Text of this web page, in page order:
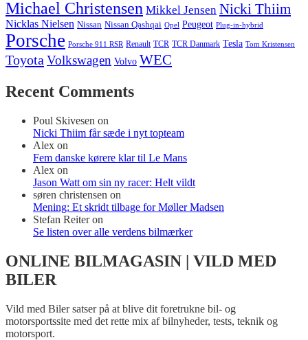
Michael Christensen Mikkel Jensen Nicki Thiim
Nicklas Nielsen Nissan Nissan Qashqai Opel Peugeot Plug-in-hybrid
Porsche Porsche 911 RSR Renault TCR TCR Danmark Tesla Tom Kristensen
Toyota Volkswagen Volvo WEC
Recent Comments
Poul Skivesen on
Nicki Thiim får sæde i nyt topteam
Alex on
Fem danske kørere klar til Le Mans
Alex on
Jason Watt om sin ny racer: Helt vildt
søren christensen on
Mening: Et skridt tilbage for Møller Madsen
Stefan Reiteron
Se listen over alle verdens bilmærker
ONLINE BILMAGASIN | VILD MED
BILER
Vild med Biler satser på at blive dit foretrukne bil- og
motorsportssite med det rette mix af bilnyheder, tests, teknik og
motorsport.